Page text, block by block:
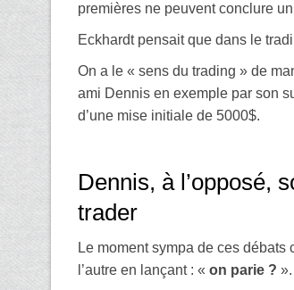
premières ne peuvent conclure
Eckhardt pensait que dans le
On a le « sens du trading » de
ami Dennis en exemple par son
d’une mise initiale de 5000$.
Dennis, à l’opposé,
trader
Le moment sympa de ces débats
l’autre en lançant : « on parie ? ».